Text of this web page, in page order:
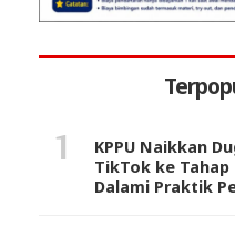
KPPU Naikkan
TikTok ke Tahap
Dalami Praktik